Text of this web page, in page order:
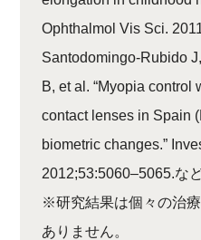
Ophthalmol Vis Sci.
Santodomingo-Rubido
B, et al. “Myopia control
contact lenses in Spain
biometric changes.”
2012;53:5060–5065.など
※研究結果は個々の治
ありません。